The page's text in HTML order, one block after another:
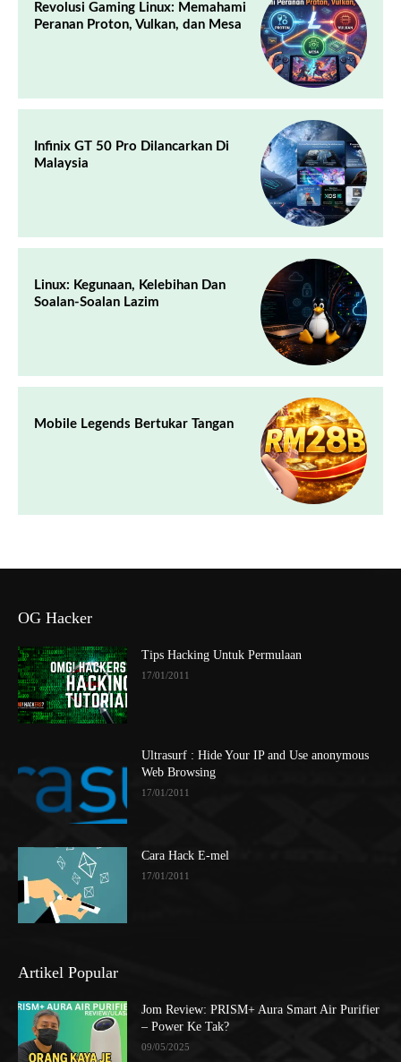
Revolusi Gaming Linux: Memahami
Peranan Proton, Vulkan, dan Mesa
Infinix GT 50 Pro Dilancarkan Di
Malaysia
Linux: Kegunaan, Kelebihan Dan
Soalan-Soalan Lazim
Mobile Legends Bertukar Tangan
OG Hacker
Tips Hacking Untuk Permulaan
17/01/2011
Ultrasurf : Hide Your IP and Use anonymous
Web Browsing
17/01/2011
Cara Hack E-mel
17/01/2011
Artikel Popular
Jom Review: PRISM+ Aura Smart Air Purifier
– Power Ke Tak?
09/05/2025